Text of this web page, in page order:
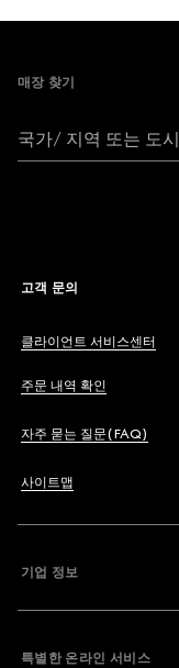
매장 찾기
국가/ 지역 또는 도시
고객 문의
클라이언트 서비스센터
주문 내역 확인
자주 묻는 질문(FAQ)
사이트맵
기업 정보
특별한 온라인 서비스